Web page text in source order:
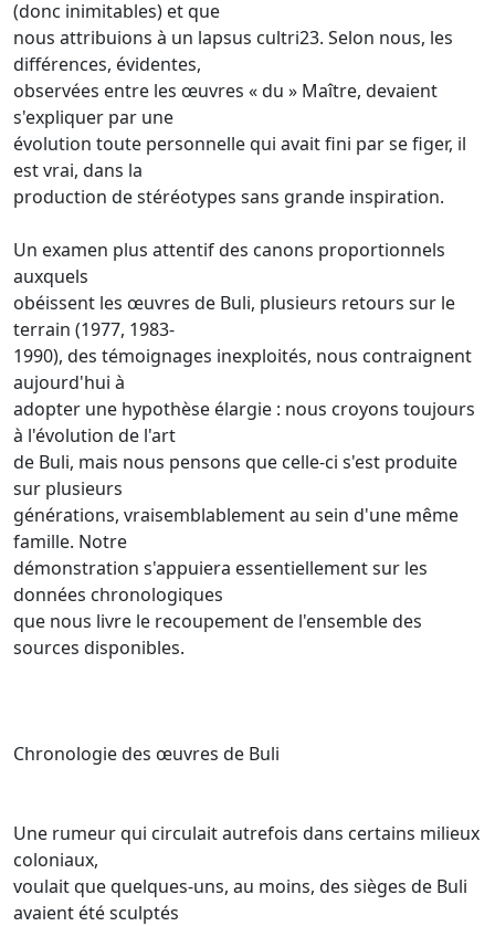
(donc inimitables) et que
nous attribuions à un lapsus cultri23. Selon nous, les
différences, évidentes,
observées entre les œuvres « du » Maître, devaient
s'expliquer par une
évolution toute personnelle qui avait fini par se figer, il
est vrai, dans la
production de stéréotypes sans grande inspiration.
Un examen plus attentif des canons proportionnels
auxquels
obéissent les œuvres de Buli, plusieurs retours sur le
terrain (1977, 1983-
1990), des témoignages inexploités, nous contraignent
aujourd'hui à
adopter une hypothèse élargie : nous croyons toujours
à l'évolution de l'art
de Buli, mais nous pensons que celle-ci s'est produite
sur plusieurs
générations, vraisemblablement au sein d'une même
famille. Notre
démonstration s'appuiera essentiellement sur les
données chronologiques
que nous livre le recoupement de l'ensemble des
sources disponibles.
Chronologie des œuvres de Buli
Une rumeur qui circulait autrefois dans certains milieux
coloniaux,
voulait que quelques-uns, au moins, des sièges de Buli
avaient été sculptés